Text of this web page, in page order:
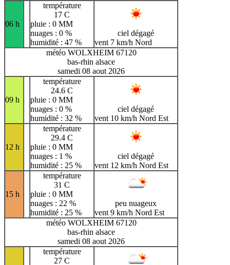
06 h
température
17 C
pluie : 0 MM
nuages : 0 %
humidité : 47 %
ciel dégagé
vent 7 km/h Nord
météo WOLXHEIM 67120
bas-rhin alsace
samedi 08 aout 2026
09 h
température
24.6 C
pluie : 0 MM
nuages : 0 %
humidité : 32 %
ciel dégagé
vent 10 km/h Nord Est
12 h
température
29.4 C
pluie : 0 MM
nuages : 1 %
humidité : 25 %
ciel dégagé
vent 12 km/h Nord Est
15 h
température
31 C
pluie : 0 MM
nuages : 22 %
humidité : 25 %
peu nuageux
vent 9 km/h Nord Est
météo WOLXHEIM 67120
bas-rhin alsace
samedi 08 aout 2026
température
27 C